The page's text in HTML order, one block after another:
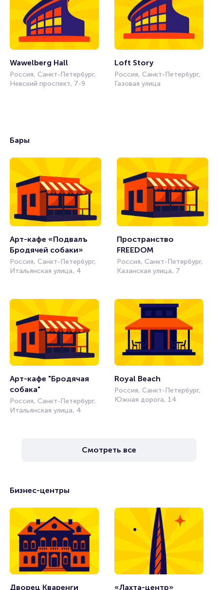
Wawelberg Hall
Россия, Санкт-Петербург,
Невский проспект, 7-9
Loft Story
Россия, Санкт-Петербург,
Газовая улица
Бары
Арт-кафе «Подвалъ
Бродячей собаки»
Россия, Санкт-Петербург,
Итальянская улица, 4
Пространство
Россия, Санкт-Петербург,
Казанская улица, 7
Арт-кафе "Бродячая
собака"
Россия, Санкт-Петербург,
Итальянская улица, 4
Royal Beach
Россия, Санкт-Петербург,
Южная дорога, 14
Смотреть все
Бизнес-центры
Дворец Кваренги «Лахта-центр»